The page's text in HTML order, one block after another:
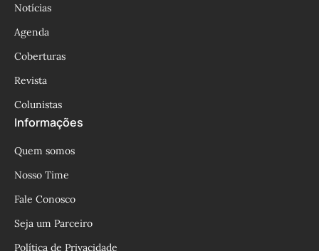
Notícias
Agenda
Coberturas
Revista
Colunistas
Informações
Quem somos
Nosso Time
Fale Conosco
Seja um Parceiro
Política de Privacidade